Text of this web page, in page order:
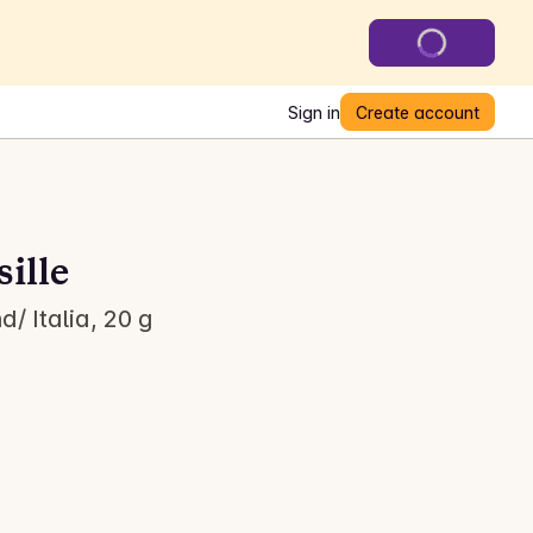
Sign in Create account
Italia, 20 g